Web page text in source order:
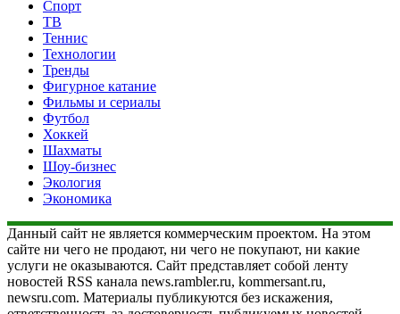
Спорт
ТВ
Теннис
Технологии
Тренды
Фигурное катание
Фильмы и сериалы
Футбол
Хоккей
Шахматы
Шоу-бизнес
Экология
Экономика
Данный сайт не является коммерческим проектом. На этом
сайте ни чего не продают, ни чего не покупают, ни какие
услуги не оказываются. Сайт представляет собой ленту
новостей RSS канала news.rambler.ru, kommersant.ru,
newsru.com. Материалы публикуются без искажения,